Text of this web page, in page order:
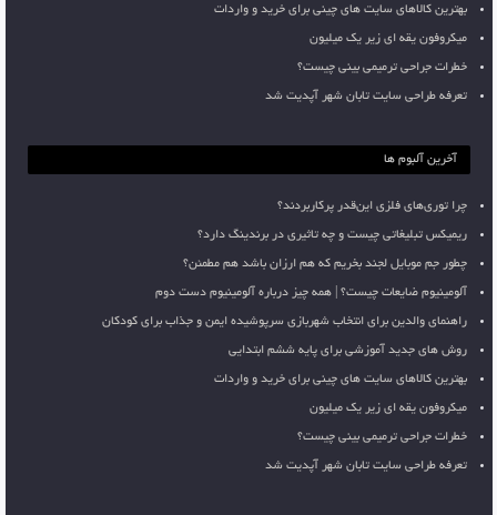
بهترین کالاهای سایت های چینی برای خرید و واردات
میکروفون یقه ای زیر یک میلیون
خطرات جراحی ترمیمی بینی چیست؟
تعرفه طراحی سایت تابان شهر آپدیت شد
آخرین آلبوم ها
چرا توری‌های فلزی این‌قدر پرکاربردند؟
ریمیکس تبلیغاتی چیست و چه تاثیری در برندینگ دارد؟
چطور جم موبایل لجند بخریم که هم ارزان باشد هم مطمئن؟
آلومینیوم ضایعات چیست؟ | همه چیز درباره آلومینیوم دست دوم
راهنمای والدین برای انتخاب شهربازی سرپوشیده ایمن و جذاب برای کودکان
روش های جدید آموزشی برای پایه ششم ابتدایی
بهترین کالاهای سایت های چینی برای خرید و واردات
میکروفون یقه ای زیر یک میلیون
خطرات جراحی ترمیمی بینی چیست؟
تعرفه طراحی سایت تابان شهر آپدیت شد